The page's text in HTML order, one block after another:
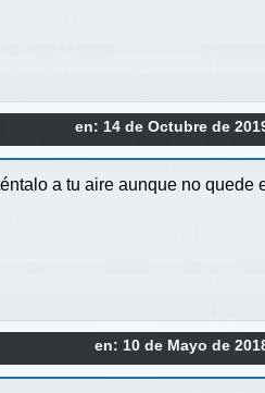
en: 14 de Octubre de
a tu aire aunque no quede
en: 10 de Mayo de